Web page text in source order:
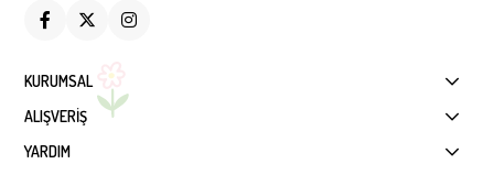
KURUMSAL
ALIŞVERİŞ
YARDIM